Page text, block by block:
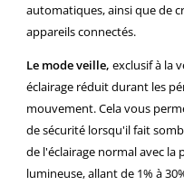
automatiques, ainsi que de
appareils connectés.
Le mode veille, exclusif à la
éclairage réduit durant les
mouvement. Cela vous
de sécurité lorsqu'il fait
de l'éclairage normal avec
lumineuse, allant de 1% à